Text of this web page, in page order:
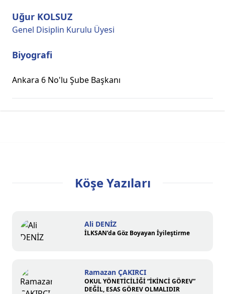
Uğur KOLSUZ
Genel Disiplin Kurulu Üyesi
Biyografi
Ankara 6 No'lu Şube Başkanı
Köşe Yazıları
Ali DENİZ
İLKSAN’da Göz Boyayan İyileştirme
Ramazan ÇAKIRCI
OKUL YÖNETİCİLİĞİ “İKİNCİ GÖREV”
DEĞİL, ESAS GÖREV OLMALIDIR